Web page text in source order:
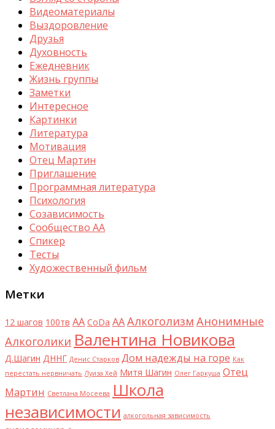
Видеоматериалы
Выздоровление
Друзья
Духовность
Ежедневник
Жизнь группы
Заметки
Интересное
Картинки
Литература
Мотивация
Отец Мартин
Приглашение
Программная литература
Психология
Созависимость
Сообщество АА
Спикер
Тесты
Художественный фильм
Метки
12 шагов 100тв AA CoDa АААлкоголизм Анонимные
Алкоголики Валентина Новикова
Д.Шагин ДННГ Денис Старков Дом надежды на горе Как
перестать нервничать Луиза Хей Митя Шагин Олег Гаркуша Отец
Мартин Светлана Мосеева Школа
независимости алкогольная зависимость